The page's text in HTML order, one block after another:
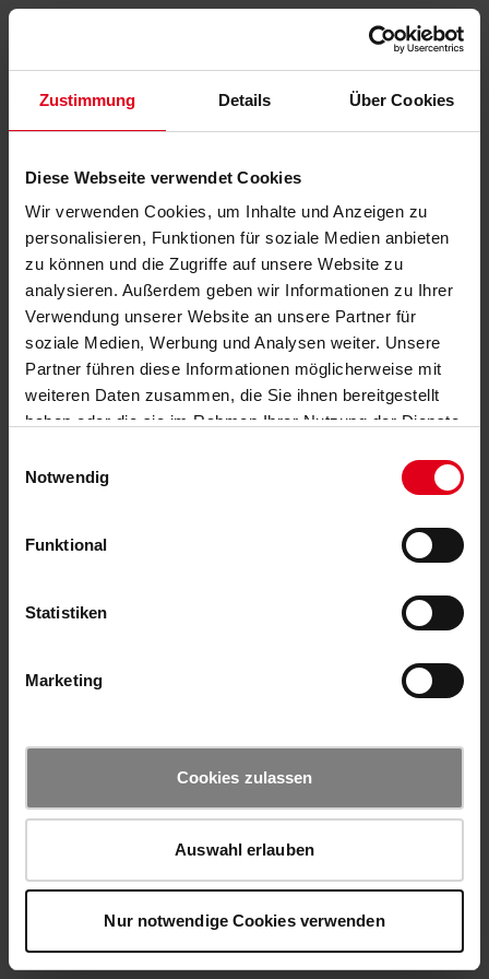
Zustimmung Details Über Cookies
Diese Webseite verwendet Cookies
Wir verwenden Cookies, um Inhalte und Anzeigen zu
personalisieren, Funktionen für soziale Medien anbieten
zu können und die Zugriffe auf unsere Website zu
analysieren. Außerdem geben wir Informationen zu Ihrer
Verwendung unserer Website an unsere Partner für
soziale Medien, Werbung und Analysen weiter. Unsere
Partner führen diese Informationen möglicherweise mit
weiteren Daten zusammen, die Sie ihnen bereitgestellt
haben oder die sie im Rahmen Ihrer Nutzung der Dienste
Notwendig
Funktional
Statistiken
Marketing
Cookies zulassen
Auswahl erlauben
Nur notwendige Cookies verwenden